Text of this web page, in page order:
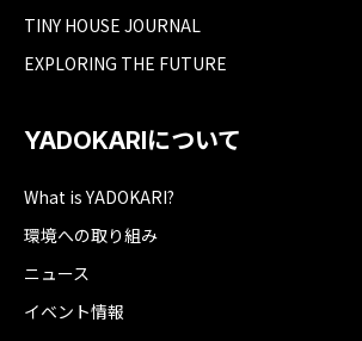
TINY HOUSE JOURNAL
EXPLORING THE FUTURE
YADOKARIについて
What is YADOKARI?
環境への取り組み
ニュース
イベント情報